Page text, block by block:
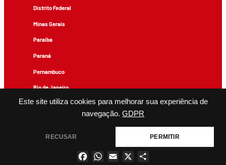
Este site utiliza cookies para melhorar sua experiência de
navegação. GDPR
RECUSAR PERMITIR
Distrito Federal
Minas Gerais
Paraíba
Paraná
Pernambuco
Rio de Janeiro
Rio Grande do Sul
FacebookWhatsApp
Email
×